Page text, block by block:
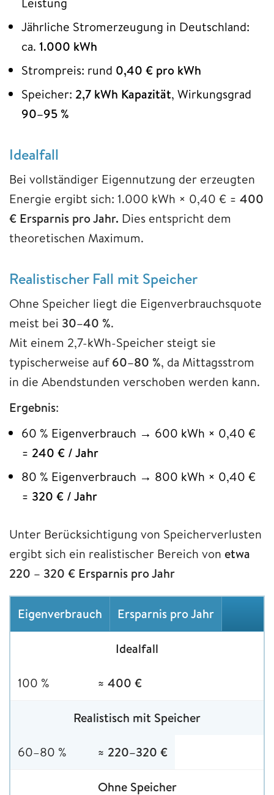
Jährliche Stromerzeugung in Deutschland:
ca. 1.000 kWh
Strompreis: rund 0,40 € pro kWh
Speicher: 2,7 kWh Kapazität, Wirkungsgrad
90–95 %
Idealfall
Bei vollständiger Eigennutzung der erzeugten
Energie ergibt sich: 1.000 kWh × 0,40 € = 400
€ Ersparnis pro Jahr. Dies entspricht dem
theoretischen Maximum.
Realistischer Fall mit Speicher
Ohne Speicher liegt die Eigenverbrauchsquote
meist bei 30–40 %.
Mit einem 2,7-kWh-Speicher steigt sie
typischerweise auf60–80 %, da Mittagsstrom
in die Abendstunden verschoben werden kann.
Ergebnis:
60 % Eigenverbrauch → 600 kWh × 0,40 €
= 240 € / Jahr
80 % Eigenverbrauch → 800 kWh × 0,40 €
= 320 € / Jahr
Unter Berücksichtigung von Speicherverlusten
ergibt sich ein realistischer Bereich von etwa
220 – 320 € Ersparnis pro Jahr
Eigenverbrauch Ersparnis pro Jahr
Idealfall
100 % ≈ 400 €
Realistisch mit Speicher
60–80 % ≈ 220–320 €
Ohne Speicher